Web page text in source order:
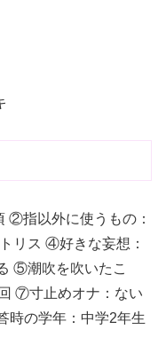
②指以外に使うもの：
リス ④好きな妄想：
⑤潮吹を吹いたこ
⑦寸止めオナ：ない
の学年：中学2年生